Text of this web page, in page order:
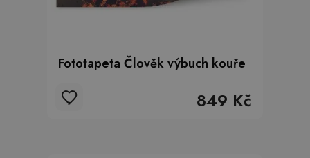
Fototapeta Člověk výbuch kouře
849 Kč